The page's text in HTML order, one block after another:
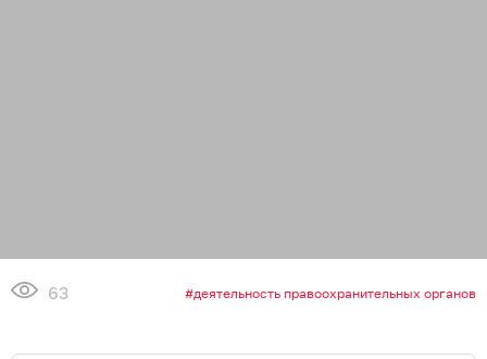
63 деятельность правоохранительных органов